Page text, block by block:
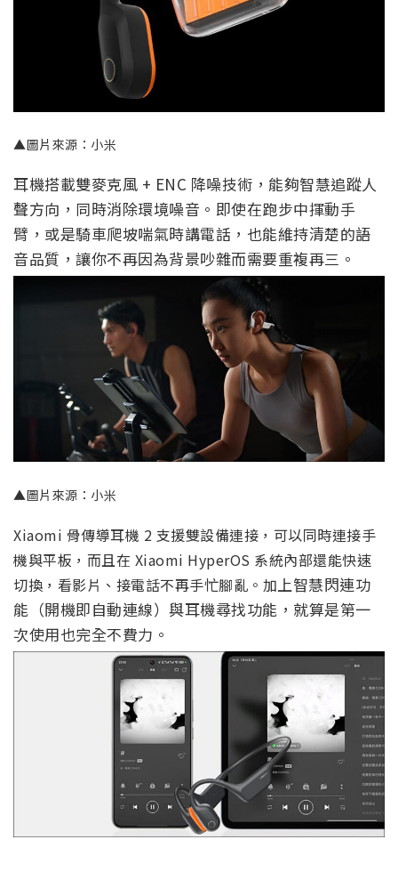
▲圖片來源：小米
耳機搭載雙麥克風 + ENC 降噪技術，能夠智慧追蹤人
聲方向，同時消除環境噪音。即使在跑步中揮動手
臂，或是騎車爬坡喘氣時講電話，也能維持清楚的語
音品質，讓你不再因為背景吵雜而需要重複再三。
▲圖片來源：小米
Xiaomi 骨傳導耳機 2 支援雙設備連接，可以同時連接手
機與平板，而且在 Xiaomi HyperOS 系統內部還能快速
切換，看影片、接電話不再手忙腳亂。加 上智慧閃連功
能（開機即自動連線）與耳機尋找功能，就算是第一
次使用也完全不費力。